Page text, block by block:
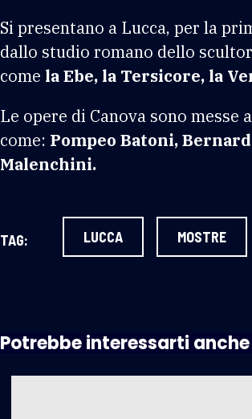
Si presentano a Lucca, per la
dallo studio romano dello
come la Ebe, la Tersicore, la
Le opere di Canova sono
come: Pompeo Batoni,
Malenchini.
TAG: LUCCA MOSTRE
Potrebbe interessarti anche